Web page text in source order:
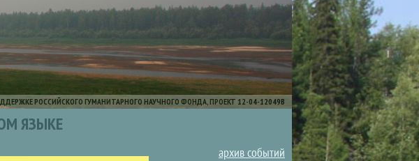
РОССИЙСКОГО ГУМАНИТАРНОГО НАУЧНОГО ФОНДА, ПРОЕКТ 12-04-12049В
ЯЗЫКЕ
архив событий